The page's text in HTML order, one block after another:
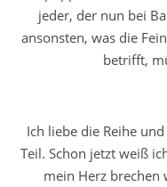
jeder, der nun bei
ansonsten, was die
betrifft,
Ich liebe die Reihe
Teil. Schon jetzt weiß
mein Herz